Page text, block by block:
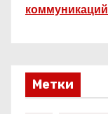
коммуникаций
Метки